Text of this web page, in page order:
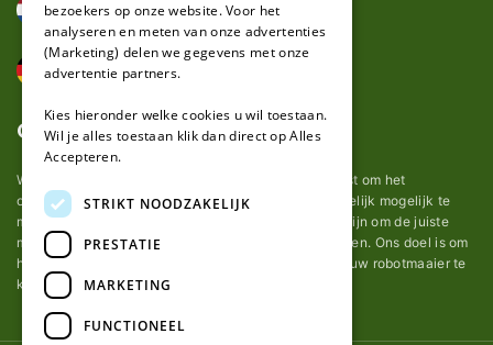
Over ons
Wij van robotmaaier-mesjes.nl doen ons uiterste best om het
onderhoud van robot grasmaaier mesjes zo gemakkelijk mogelijk te
maken. Uit ervaring merkten we hoe lastig het kan zijn om de juiste
messen voor een automatische grasmachine te vinden. Ons doel is om
het u makkelijk te maken om de goede mesjes voor uw robotmaaier te
kopen.
bezoekers op onze website. Voor het
analyseren en meten van onze advertenties
(Marketing) delen we gegevens met onze
advertentie partners.
Kies hieronder welke cookies u wil toestaan.
Wil je alles toestaan klik dan direct op Alles
Accepteren.
STRIKT NOODZAKELIJK
PRESTATIE
MARKETING
FUNCTIONEEL